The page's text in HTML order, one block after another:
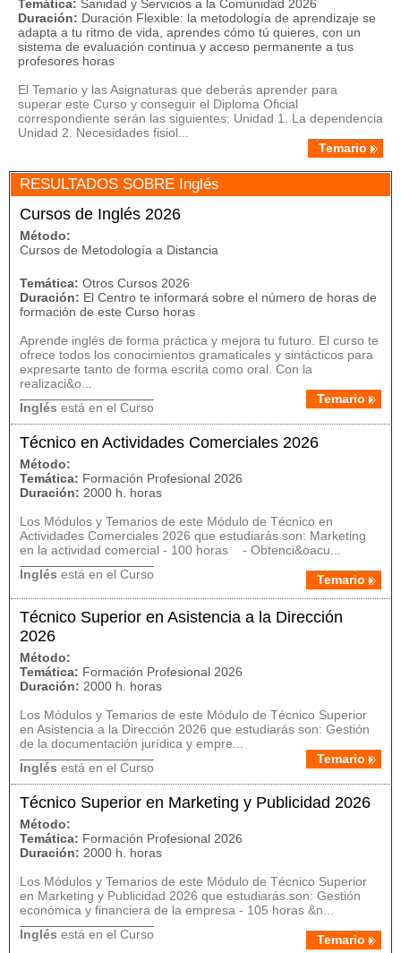
Temática: Sanidad y Servicios a la Comunidad 2026
Duración: Duración Flexible: la metodología de aprendizaje se
adapta a tu ritmo de vida, aprendes cómo tú quieres, con un
sistema de evaluación continua y acceso permanente a tus
profesores horas
El Temario y las Asignaturas que deberás aprender para
superar este Curso y conseguir el Diploma Oficial
correspondiente serán las siguientes: Unidad 1. La dependencia
Unidad 2. Necesidades fisiol...
Temario
RESULTADOS SOBRE Inglés
Cursos de Inglés 2026
Método:
Cursos de Metodología a Distancia
Temática: Otros Cursos 2026
Duración: El Centro te informará sobre el número de horas de
formación de este Curso horas
Aprende inglés de forma práctica y mejora tu futuro. El curso te
ofrece todos los conocimientos gramaticales y sintácticos para
expresarte tanto de forma escrita como oral. Con la
realizaci&o...
Temario
Inglés está en el Curso
Técnico en Actividades Comerciales 2026
Método:
Temática: Formación Profesional 2026
Duración: 2000 h. horas
Los Módulos y Temarios de este Módulo de Técnico en
Actividades Comerciales 2026 que estudiarás son: Marketing
en la actividad comercial - 100 horas - Obtenci&oacu...
Temario
Inglés está en el Curso
Técnico Superior en Asistencia a la Dirección
2026
Método:
Temática: Formación Profesional 2026
Duración: 2000 h. horas
Los Módulos y Temarios de este Módulo de Técnico Superior
en Asistencia a la Dirección 2026 que estudiarás son: Gestión
de la documentación jurídica y empre...
Temario
Inglés está en el Curso
Técnico Superior en Marketing y Publicidad 2026
Método:
Temática: Formación Profesional 2026
Duración: 2000 h. horas
Los Módulos y Temarios de este Módulo de Técnico Superior
en Marketing y Publicidad 2026 que estudiarás son: Gestión
económica y financiera de la empresa - 105 horas &n...
Temario
Inglés está en el Curso